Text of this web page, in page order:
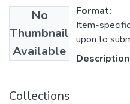
No
Thumbnail
Available
Format:
Item-
upon to
Collections